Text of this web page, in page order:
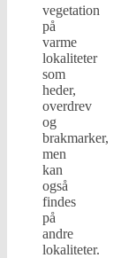
vegetation
på
varme
lokaliteter
som
heder,
overdrev
og
brakmarker,
men
kan
også
findes
på
andre
lokaliteter.